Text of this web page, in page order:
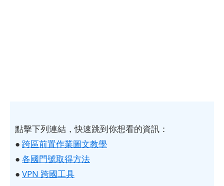
點擊下列連結，快速跳到你想看的資訊：
● 跨區前置作業圖文教學
● 各國門號取得方法
● VPN 跨國工具